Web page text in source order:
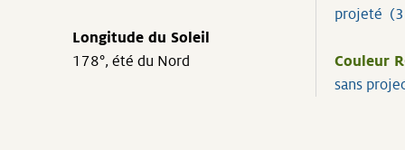
Longitude du Soleil
178°, été du Nord
projeté
Couleur
sans